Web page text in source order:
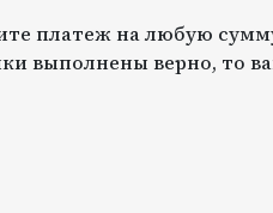
платеж на любую
выполнены верно, то